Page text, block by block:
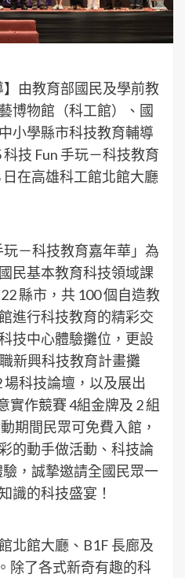
】由教育部國民及學前教
博物館（科工館）、國
小學縣市科技教育輔導
技 Fun 手玩－科技教育
日在高雄科工館北館大廳
－科技教育嘉年華」為
民基本教育科技領域課
縣市，共 100 個自造教
進行科技教育的精彩交
技中心體驗攤位，更設
新興科技教育計畫攤
科技論壇，以及展出
實作競賽 4組金牌及 2 組
期間民眾可免費入館，
的動手做活動、科技論
，誠摯邀請全國民眾一
識的科技盛宴！
北館大廳、B1F 長廊及
除了各式新奇有趣的科